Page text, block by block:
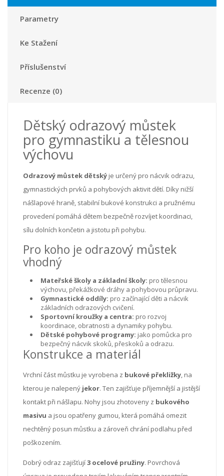
Parametry
Ke Stažení
Příslušenství
Recenze (0)
Dětský odrazový můstek
pro gymnastiku a tělesnou
výchovu
Odrazový můstek dětský je určený pro nácvik odrazu,
gymnastických prvků a pohybových aktivit dětí. Díky nižší
nášlapové hraně, stabilní bukové konstrukci a pružnému
provedení pomáhá dětem bezpečně rozvíjet koordinaci,
sílu dolních končetin a jistotu při pohybu.
Pro koho je odrazový můstek
vhodný
Mateřské školy a základní školy: pro tělesnou
výchovu, překážkové dráhy a pohybovou průpravu.
Gymnastické oddíly: pro začínající děti a nácvik
základních odrazových cvičení.
Sportovní kroužky a centra: pro rozvoj
koordinace, obratnosti a dynamiky pohybu.
Dětské pohybové programy: jako pomůcka pro
bezpečný nácvik skoků, přeskoků a odrazu.
Konstrukce a materiál
Vrchní část můstku je vyrobena z bukové překližky, na
kterou je nalepený jekor. Ten zajišťuje příjemnější a jistější
kontakt při nášlapu. Nohy jsou zhotoveny z bukového
masivu a jsou opatřeny gumou, která pomáhá omezit
nechtěný posun můstku a zároveň chrání podlahu před
poškozením.
Dobrý odraz zajišťují3 ocelové pružiny. Povrchová